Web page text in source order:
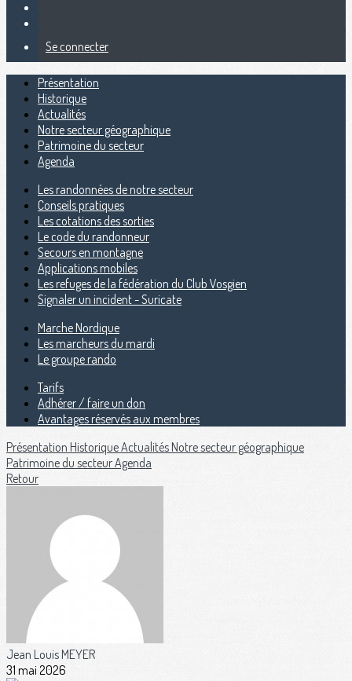
Se connecter
Présentation
Historique
Actualités
Notre secteur géographique
Patrimoine du secteur
Agenda
Les randonnées de notre secteur
Conseils pratiques
Les cotations des sorties
Le code du randonneur
Secours en montagne
Applications mobiles
Les refuges de la fédération du Club Vosgien
Signaler un incident - Suricate
Marche Nordique
Les marcheurs du mardi
Le groupe rando
Tarifs
Adhérer / faire un don
Avantages réservés aux membres
Présentation HistoriqueActualitésNotre secteur géographique
Patrimoine du secteurAgenda
Retour
Jean Louis MEYER
31 mai 2026